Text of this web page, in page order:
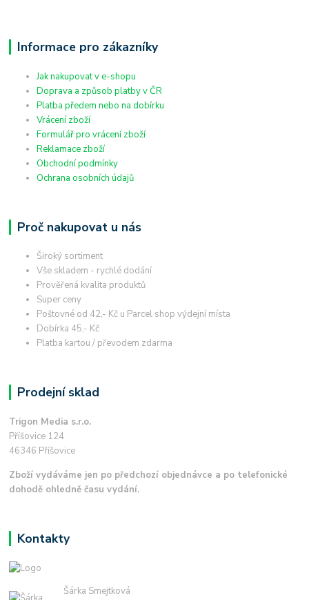
Informace pro zákazníky
Jak nakupovat v e-shopu
Doprava a způsob platby v ČR
Platba předem nebo na dobírku
Vrácení zboží
Formulář pro vrácení zboží
Reklamace zboží
Obchodní podmínky
Ochrana osobních údajů
Proč nakupovat u nás
Široký sortiment
Vše skladem - rychlé dodání
Prověřená kvalita produktů
Super ceny
Poštovné od 42,- Kč u Parcel shop výdejní místa
Dobírka 45,- Kč
Platba kartou / převodem zdarma
Prodejní sklad
Trigon Media s.r.o.
Příšovice 124
46346 Příšovice
Zboží vydáváme jen po předchozí objednávce a po telefonické
dohodě ohledně času vydání.
Kontakty
Šárka Smejtková